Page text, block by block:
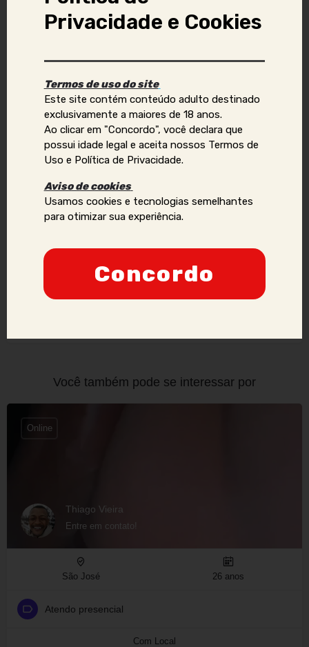
Denunciar anúncio
Se você identificar golpes, conteúdos ilegais ou abusivos,
ou quiser reportar violações de direitos autorais, uso
indevido de imagens ou dados pessoais (como telefone,
e-mail, nomes, endereços, etc.), envie um e-mail para:
contato@acompanhantesvirtual.com.br.
possamos analisar a situação de forma mais eficaz.
Anunciantes que acumularem várias denúncias podem
proibidos de manter ou criar novos anúncios no site.
Nossa prioridade é a segurança e a confiança dos
nossos usuários, e adotaremos todas as medidas
necessárias para manter um ambiente seguro e
Você também pode se interessar por
Thiago Vieira
Entre em contato!
Online
São José 26 anos
Atendo presencial
Com Local
Privacidade e Cookies
Termos de uso do site
Este site contém conteúdo adulto destinado
exclusivamente a maiores de 18 anos.
Ao clicar em "Concordo", você declara que
possui idade legal e aceita nossos Termos de
Uso e Política de Privacidade.
Aviso de cookies
Usamos cookies e tecnologias semelhantes
para otimizar sua experiência.
Concordo